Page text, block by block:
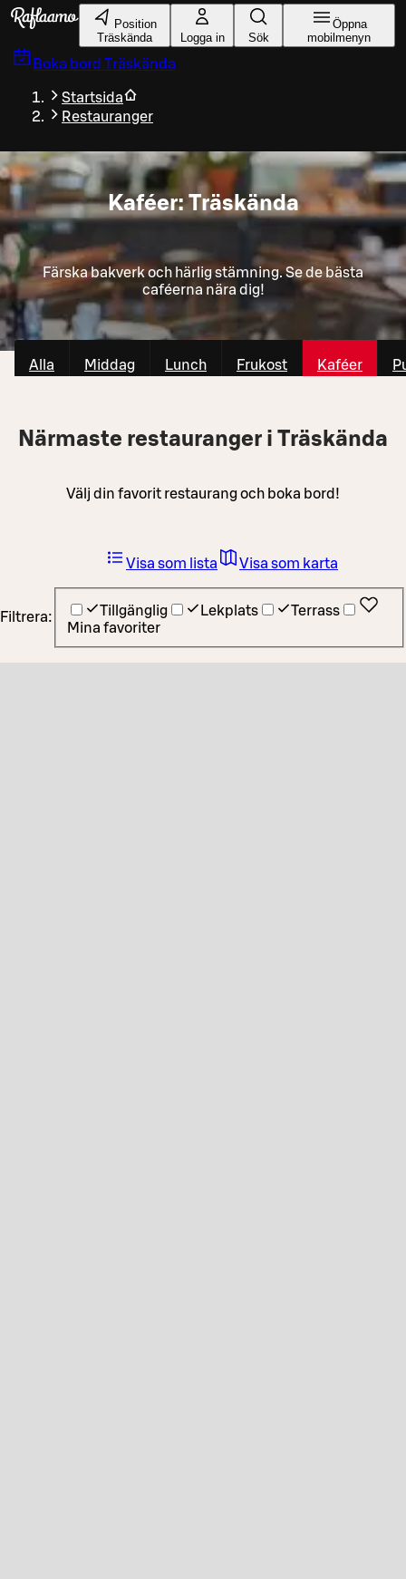
Gå till huvudinnehållet
Position
Träskända
Logga in Sök
Öppna
mobilmenyn
Boka bord Träskända
Startsida
Restauranger
Kaféer: Träskända
Färska bakverk och härlig stämning. Se de bästa
caféerna nära dig!
Alla Middag Lunch Frukost Kaféer
Närmaste restauranger i Träskända
Välj din favorit restaurang och boka bord!
Filtrera: Tillgänglig Lekplats
Terrass
Mina favoriter
Visa som lista Visa som karta